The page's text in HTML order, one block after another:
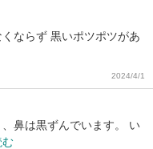
ならず 黒いポツポツがあ
2024/4/1
鼻は黒ずんでいます。 い
む